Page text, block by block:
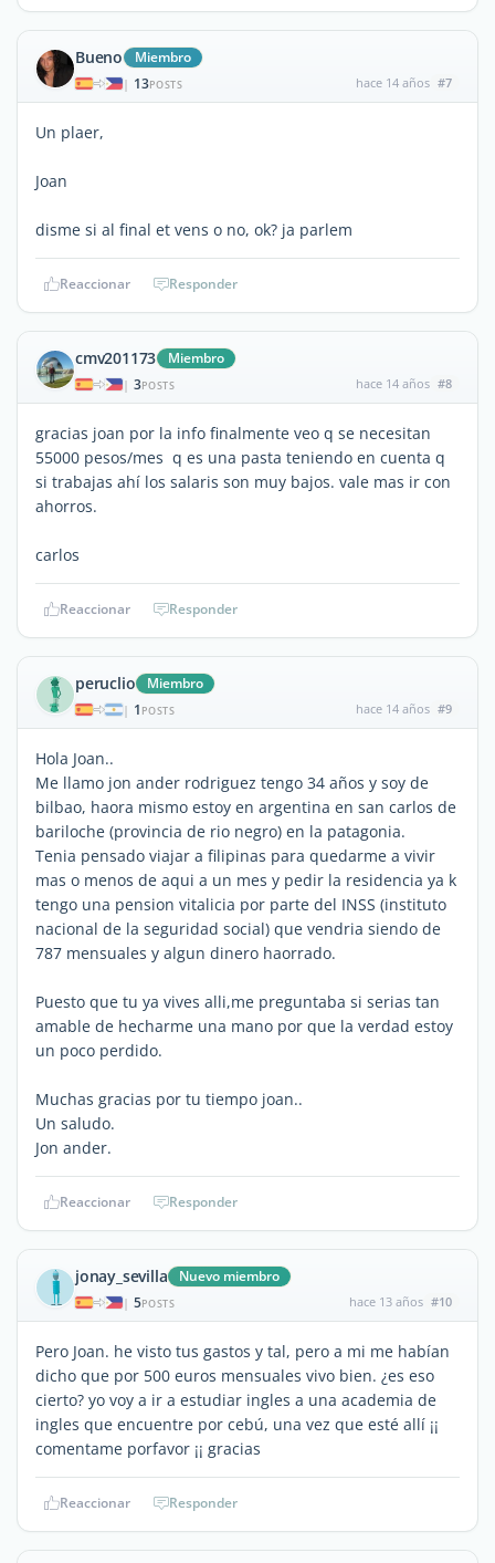
Bueno Miembro
| 13POSTS hace 14 años #7
Un plaer,
Joan
disme si al final et vens o no, ok? ja parlem
Reaccionar Responder
cmv201173 Miembro
| 3POSTS hace 14 años #8
gracias joan por la info finalmente veo q se necesitan
55000 pesos/mes q es una pasta teniendo en cuenta q
si trabajas ahí los salaris son muy bajos. vale mas ir con
ahorros.
carlos
Reaccionar Responder
peruclio Miembro
| 1 POSTS hace 14 años #9
Hola Joan..
Me llamo jon ander rodriguez tengo 34 años y soy de
bilbao, haora mismo estoy en argentina en san carlos de
bariloche (provincia de rio negro) en la patagonia.
Tenia pensado viajar a filipinas para quedarme a vivir
mas o menos de aqui a un mes y pedir la residencia ya k
tengo una pension vitalicia por parte del INSS (instituto
nacional de la seguridad social) que vendria siendo de
787 mensuales y algun dinero haorrado.
Puesto que tu ya vives alli,me preguntaba si serias tan
amable de hecharme una mano por que la verdad estoy
un poco perdido.
Muchas gracias por tu tiempo joan..
Un saludo.
Jon ander.
Reaccionar Responder
jonay_sevilla Nuevo miembro
| 5POSTS hace 13 años #10
Pero Joan. he visto tus gastos y tal, pero a mi me habían
dicho que por 500 euros mensuales vivo bien. ¿es eso
cierto? yo voy a ir a estudiar ingles a una academia de
ingles que encuentre por cebú, una vez que esté allí ¡¡
comentame porfavor ¡¡ gracias
Reaccionar Responder